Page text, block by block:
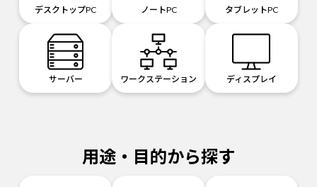
デスクトップPC ノートPC タブレットPC
サーバー ワークステーション ディスプレイ
用途・目的から探す